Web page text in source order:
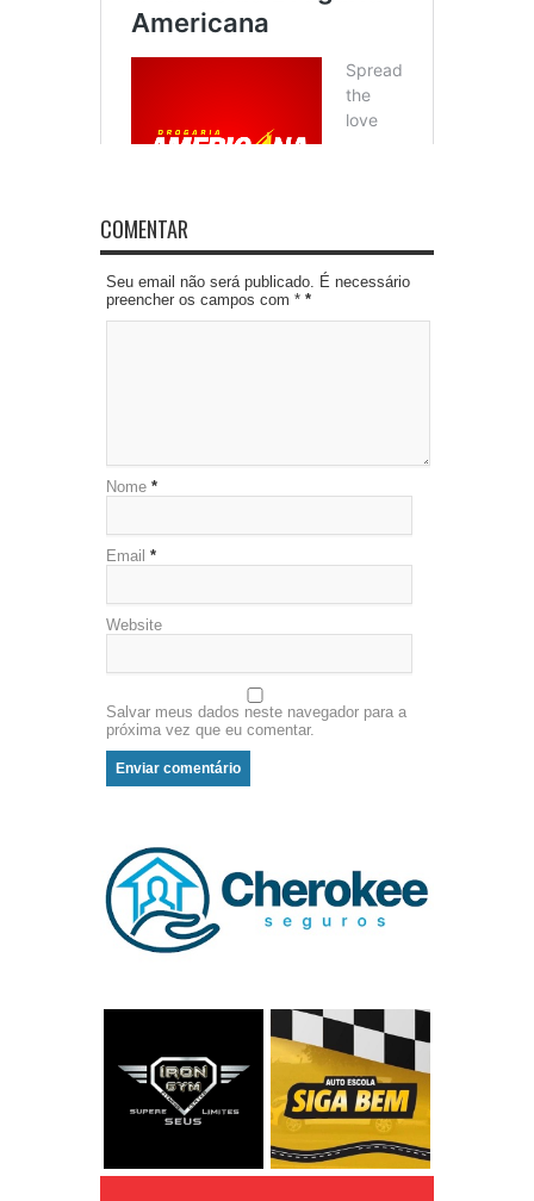
COMENTAR
Seu email não será publicado. É necessário
preencher os campos com * *
Nome *
Email *
Website
Salvar meus dados neste navegador para a
próxima vez que eu comentar.